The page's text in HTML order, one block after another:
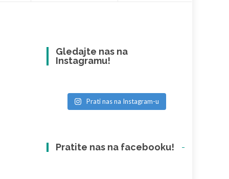
Gledajte nas na
Instagramu!
Prati nas na Instagram-u
Pratite nas na facebooku!